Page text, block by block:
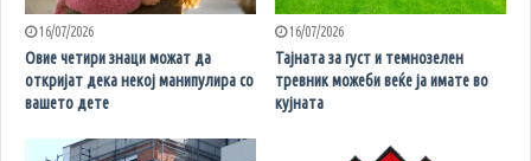
16/07/2026
Овие четири знаци можат да
откријат дека некој манипулира со
вашето дете
16/07/2026
Тајната за густ и темнозелен
тревник можеби веќе ја имате во
кујната